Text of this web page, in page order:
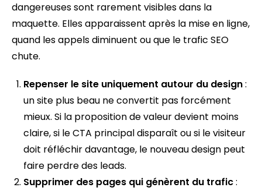
dangereuses sont rarement visibles dans la
maquette. Elles apparaissent après la mise en ligne,
quand les appels diminuent ou que le trafic SEO
chute.
Repenser le site uniquement autour du design:
un site plus beau ne convertit pas forcément
mieux. Si la proposition de valeur devient moins
claire, si le CTA principal disparaît ou si le visiteur
doit réfléchir davantage, le nouveau design peut
faire perdre des leads.
Supprimer des pages qui génèrent du trafic: